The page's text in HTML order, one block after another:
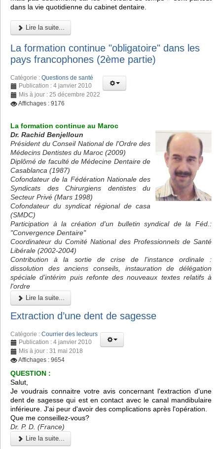
dans la vie quotidienne du cabinet dentaire.
Lire la suite...
La formation continue "obligatoire" dans les
pays francophones (2ème partie)
Catégorie : Questions de santé
Publication : 4 janvier 2010
Mis à jour : 25 décembre 2022
Affichages : 9176
La formation continue au Maroc
Dr. Rachid Benjelloun
Président du Conseil National de l'Ordre des
Médecins Dentistes du Maroc (2009)
Diplômé de faculté de Médecine Dentaire de
Casablanca (1987)
Cofondateur de la Fédération Nationale des
Syndicats des Chirurgiens dentistes du
Secteur Privé (Mars 1998)
Cofondateur du syndicat régional de casa
(SMDC)
Participation à la création d'un bulletin syndical de la Féd.:
"Convergence Dentaire"
Coordinateur du Comité National des Professionnels de Santé
Libérale (2002-2004)
Contribution à la sortie de crise de l'instance ordinale :
dissolution des anciens conseils, instauration de délégation
spéciale d’intérim puis refonte des nouveaux textes relatifs à
l'ordre
Lire la suite...
Extraction d’une dent de sagesse
Catégorie : Courrier des lecteurs
Publication : 4 janvier 2010
Mis à jour : 31 mai 2018
Affichages : 9654
QUESTION :
Salut,
Je voudrais connaitre votre avis concernant l'extraction d'une
dent de sagesse qui est en contact avec le canal mandibulaire
inférieure. J'ai peur d'avoir des complications après l'opération.
Que me conseillez-vous?
Dr. P. D. (France)
Lire la suite...